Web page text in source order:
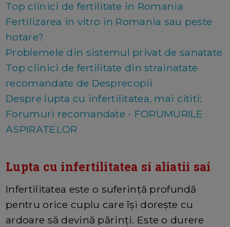
Top clinici de fertilitate in Romania
Fertilizarea in vitro in Romania sau peste
hotare?
Problemele din sistemul privat de sanatate
Top clinici de fertilitate din strainatate
recomandate de Desprecopii
Despre lupta cu infertilitatea, mai cititi:
Forumuri recomandate - FORUMURILE
ASPIRATELOR
Lupta cu infertilitatea si aliatii sai
Infertilitatea este o suferință profundă
pentru orice cuplu care își dorește cu
ardoare să devină părinți. Este o durere